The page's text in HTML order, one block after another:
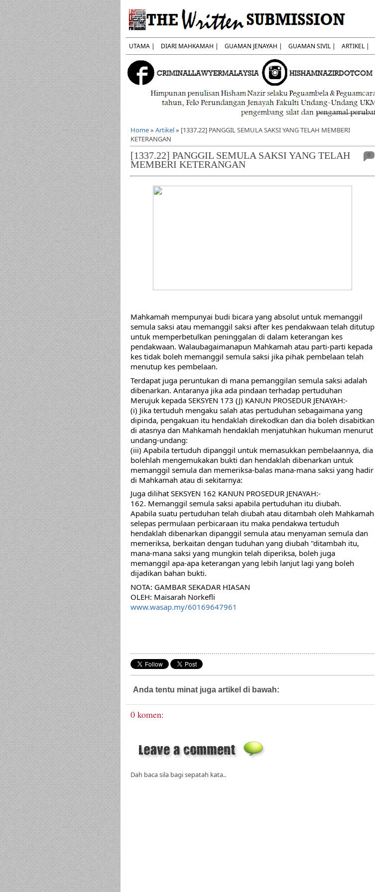
UTAMA | DIARI MAHKAMAH | GUAMAN JENAYAH | GUAMAN SIVIL | ARTIKEL |
Home» Artikel» [1337.22] PANGGIL SEMULA SAKSI YANG TELAH MEMBERI
KETERANGAN
0
[1337.22] PANGGIL SEMULA SAKSI YANG TELAH
MEMBERI KETERANGAN
Mahkamah mempunyai budi bicara yang absolut untuk memanggil
semula saksi atau memanggil saksi after kes pendakwaan telah ditutup
untuk memperbetulkan peninggalan di dalam keterangan kes
pendakwaan. Walaubagaimanapun Mahkamah atau parti-parti kepada
kes tidak boleh memanggil semula saksi jika pihak pembelaan telah
menutup kes pembelaan.
Terdapat juga peruntukan di mana pemanggilan semula saksi adalah
dibenarkan. Antaranya jika ada pindaan terhadap pertuduhan
Merujuk kepada SEKSYEN 173 (J) KANUN PROSEDUR JENAYAH:-
(i) Jika tertuduh mengaku salah atas pertuduhan sebagaimana yang
dipinda, pengakuan itu hendaklah direkodkan dan dia boleh disabitkan
di atasnya dan Mahkamah hendaklah menjatuhkan hukuman menurut
undang-undang:
(iii) Apabila tertuduh dipanggil untuk memasukkan pembelaannya, dia
bolehlah mengemukakan bukti dan hendaklah dibenarkan untuk
memanggil semula dan memeriksa-balas mana-mana saksi yang hadir
di Mahkamah atau di sekitarnya:
Juga dilihat SEKSYEN 162 KANUN PROSEDUR JENAYAH:-
162. Memanggil semula saksi apabila pertuduhan itu diubah.
Apabila suatu pertuduhan telah diubah atau ditambah oleh Mahkamah
selepas permulaan perbicaraan itu maka pendakwa tertuduh
hendaklah dibenarkan dipanggil semula atau menyaman semula dan
memeriksa, berkaitan dengan tuduhan yang diubah "ditambah itu,
mana-mana saksi yang mungkin telah diperiksa, boleh juga
memanggil apa-apa keterangan yang lebih lanjut lagi yang boleh
dijadikan bahan bukti.
NOTA: GAMBAR SEKADAR HIASAN
OLEH: Maisarah Norkefli
www.wasap.my/60169647961
Anda tentu minat juga artikel di bawah:
0 komen:
Dah baca sila bagi sepatah kata..